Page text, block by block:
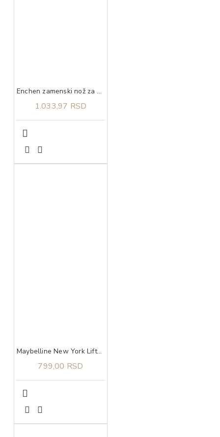
Enchen zamenski nož za Boost Black
1.033,97 RSD
Maybelline New York Lifter Glaze balzam za usne 003 rose bite
799,00 RSD